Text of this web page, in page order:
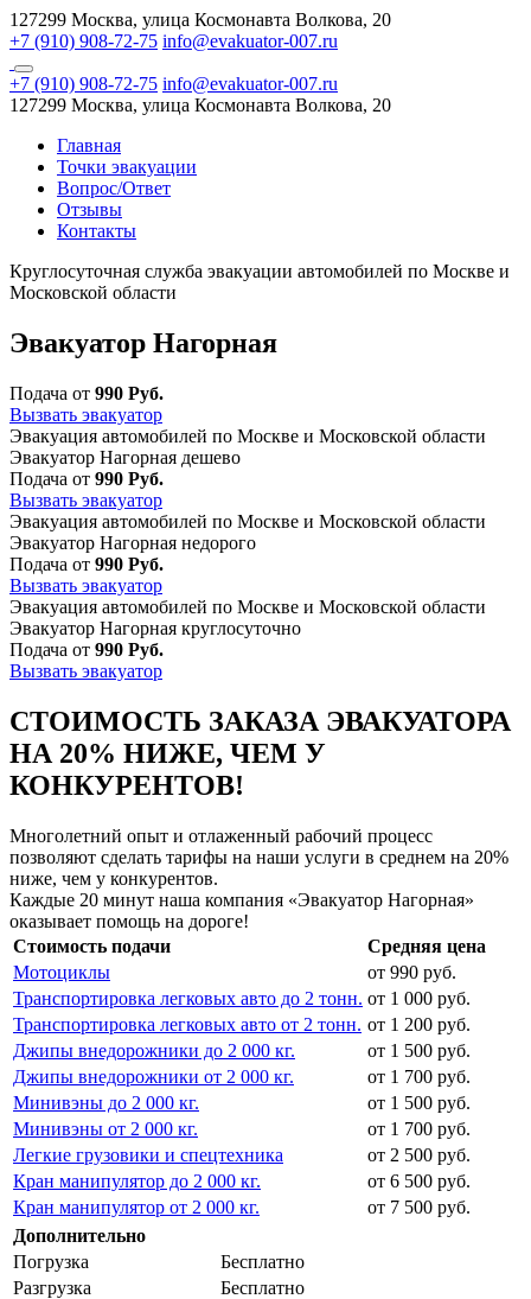
127299 Москва, улица Космонавта Волкова, 20
+7 (910) 908-72-75 info@evakuator-007.ru
+7 (910) 908-72-75 info@evakuator-007.ru
127299 Москва, улица Космонавта Волкова, 20
Главная
Точки эвакуации
Вопрос/Ответ
Отзывы
Контакты
Круглосуточная служба эвакуации автомобилей по Москве и
Московской области
Эвакуатор Нагорная
Подача от 990 Руб.
Вызвать эвакуатор
Эвакуация автомобилей по Москве и Московской области
Эвакуатор Нагорная дешево
Подача от 990 Руб.
Вызвать эвакуатор
Эвакуация автомобилей по Москве и Московской области
Эвакуатор Нагорная недорого
Подача от 990 Руб.
Вызвать эвакуатор
Эвакуация автомобилей по Москве и Московской области
Эвакуатор Нагорная круглосуточно
Подача от 990 Руб.
Вызвать эвакуатор
СТОИМОСТЬ ЗАКАЗА ЭВАКУАТОРА
НА 20% НИЖЕ, ЧЕМ У
КОНКУРЕНТОВ!
Многолетний опыт и отлаженный рабочий процесс
позволяют сделать тарифы на наши услуги в среднем на 20%
ниже, чем у конкурентов.
Каждые 20 минут наша компания «Эвакуатор Нагорная»
оказывает помощь на дороге!
Стоимость подачи
Средняя цена
Мотоциклы
от 990 руб.
Транспортировка легковых авто до 2 тонн. от 1 000 руб.
Транспортировка легковых авто от 2 тонн. от 1 200 руб.
Джипы внедорожники до 2 000 кг.
от 1 500 руб.
Джипы внедорожники от 2 000 кг.
от 1 700 руб.
Минивэны до 2 000 кг.
от 1 500 руб.
Минивэны от 2 000 кг.
от 1 700 руб.
Легкие грузовики и спецтехника
от 2 500 руб.
Кран манипулятор до 2 000 кг.
от 6 500 руб.
Кран манипулятор от 2 000 кг.
от 7 500 руб.
Дополнительно
Погрузка
Бесплатно
Разгрузка
Бесплатно